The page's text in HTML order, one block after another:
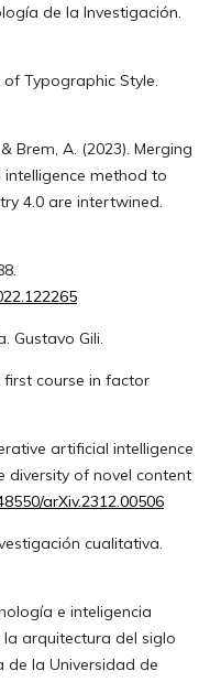
de la Investigación.
Typographic Style.
Brem, A. (2023). Merging
method to
4.0 are intertwined.
Gustavo Gili.
first course in factor
artificial intelligence
diversity of novel content
arXiv.2312.00506
cualitativa.
e inteligencia
arquitectura del siglo
de la Universidad de